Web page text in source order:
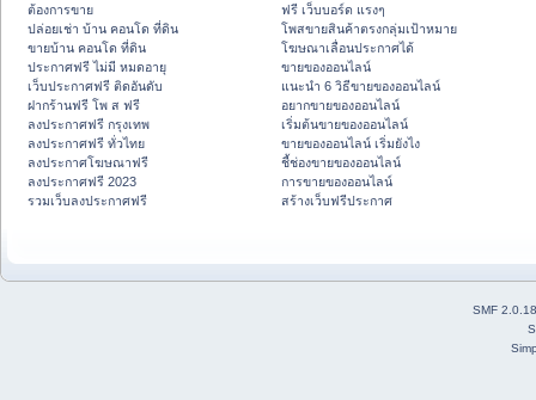
ต้องการขาย
ปล่อยเช่า บ้าน คอนโด ที่ดิน
ขายบ้าน คอนโด ที่ดิน
ประกาศฟรี ไม่มี หมดอายุ
เว็บประกาศฟรี ติดอันดับ
ฝากร้านฟรี โพ ส ฟรี
ลงประกาศฟรี กรุงเทพ
ลงประกาศฟรี ทั่วไทย
ลงประกาศโฆษณาฟรี
ลงประกาศฟรี 2023
รวมเว็บลงประกาศฟรี
ฟรี เว็บบอร์ด แรงๆ
โพสขายสินค้าตรงกลุ่มเป้าหมาย
โฆษณาเลื่อนประกาศได้
ขายของออนไลน์
แนะนำ 6 วิธีขายของออนไลน์
อยากขายของออนไลน์
เริ่มต้นขายของออนไลน์
ขายของออนไลน์ เริ่มยังไง
ชี้ช่องขายของออนไลน์
การขายของออนไลน์
สร้างเว็บฟรีประกาศ
SMF 2.0.18